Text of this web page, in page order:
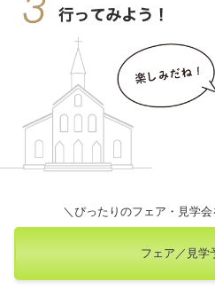
＼ぴったりのフェア・見学
フェア／見学